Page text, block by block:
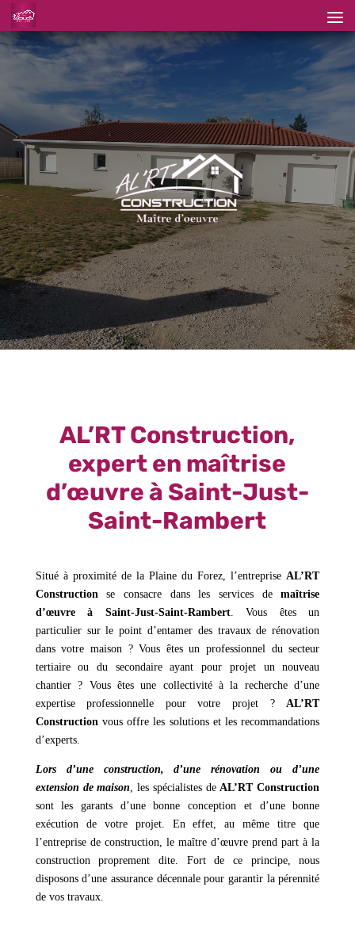
AL’RT Construction,
expert en maîtrise
d’œuvre à Saint-Just-
Saint-Rambert
Situé à proximité de la Plaine du Forez, l’entreprise AL’RT
Construction se consacre dans les services demaîtrise
d’œuvre à Saint-Just-Saint-Rambert. Vous êtes un
particulier sur le point d’entamer des travaux de rénovation
dans votre maison ? Vous êtes un professionnel du secteur
tertiaire ou du secondaire ayant pour projet un nouveau
chantier ? Vous êtes une collectivité à la recherche d’une
expertise professionnelle pour votre projet ? AL’RT
Construction vous offre les solutions et les recommandations
d’experts.
Lors d’une construction, d’une rénovation ou d’une
extension de maison , les spécialistes de AL’RT Construction
sont les garants d’une bonne conception et d’une bonne
exécution de votre projet. En effet, au même titre que
l’entreprise de construction, le maître d’œuvre prend part à la
construction proprement dite. Fort de ce principe, nous
disposons d’une assurance décennale pour garantir la pérennité
de vos travaux.